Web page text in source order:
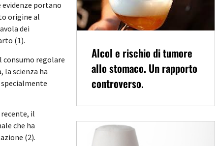
evidenze portano
origine al
dei
(1).
consumo regolare
la scienza ha
il
che ha
(2).
Alcol e rischio di tumore
allo stomaco. Un rapporto
controverso.